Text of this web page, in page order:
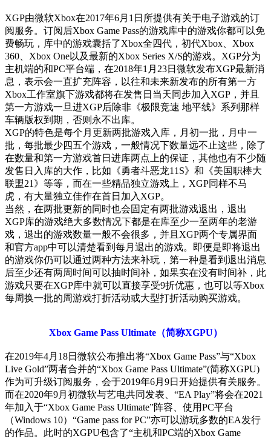
XGP由微软Xbox在2017年6月1日所提供有关于电子游戏的订
阅服务。订阅后Xbox Game Pass的游戏库中的游戏你都可以免
费畅玩，库中的游戏囊括了Xbox全四代，初代Xbox、Xbox
360、Xbox One以及最新的Xbox Series X/S的游戏。XGP分为
主机端的和PC平台端，在2018年1月23日微软发布XGP最新消
息，表示会一直扩充阵容，以往和未来新发布的所有第一方
Xbox工作室旗下游戏都将在发售日当天同步加入XGP，并且
第一方游戏一旦进XGP后除非《极限竞速 地平线》系列那样
车辆版权到期，否则永不出库。
XGP的特色是每个月更新两批游戏入库，月初一批，月中一
批，每批最少四五个游戏，一般情况下数量远不止这些，除了
在数量和第一方游戏首日进库两点上的保证，其他也有不少随
发售日入库的大作，比如《勇者斗恶龙11S》和《美国职棒大
联盟21》等等，而在一些精品独立游戏上，XGP同样不马
虎，有大量独立佳作在首日加入XGP。
当然，在两批更新的同时也会固定有两批游戏退出，退出
XGP库的游戏绝大多数情况下都是在库至少一至两年的老游
戏，退出的游戏数量一般不会很多，并且XGP两个专属界面
和官方app中可以清楚看到每月退出的游戏。即便是即将退出
的游戏你仍可以通过两种方法来补玩，第一种是看到退出消息
后至少还有两周时间可以抽时间补，如果实在没有时间补，此
游戏只要在XGP库中就可以直接享受9折优惠，也可以等Xbox
每周换一批的周游戏打折活动或大型打折活动购买游戏。
Xbox Game Pass Ultimate（简称XGPU）
在2019年4月18日微软公布推出将“Xbox Game Pass”与“Xbox
Live Gold”两者合并的“Xbox Game Pass Ultimate”(简称XGPU)
作为可升级订阅服务，会于2019年6月9日开始提供有关服务。
而在2020年9月初微软与艺电共同发表、“EA Play”将会在2021
年加入于“Xbox Game Pass Ultimate”阵容、使用PC平台
（Windows 10）“Game pass for PC”亦可以游玩多数的EA发行
的作品。此时的XGPU包含了“主机和PC端的Xbox Game